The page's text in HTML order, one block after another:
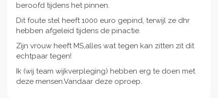
beroofd tijdens het pinnen.
Dit foute stel heeft 1000 euro gepind, terwijl ze dhr
hebben afgeleid tijdens de pinactie.
Zijn vrouw heeft MS,alles wat tegen kan zitten zit dit
echtpaar tegen!
Ik (wij team wijkverpleging) hebben erg te doen met
deze mensen.Vandaar deze oproep.